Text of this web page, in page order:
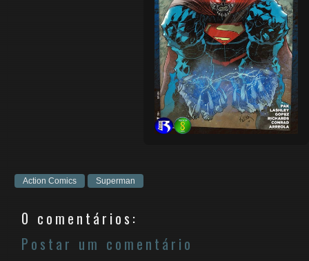
Action Comics Superman
0 comentários:
Postar um comentário